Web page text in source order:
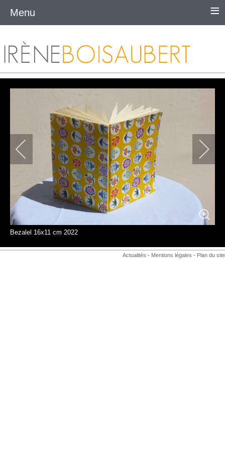
Bezalel 16x11 cm 2022
Actualités - Mentions légales - Plan du site
Menu ≡